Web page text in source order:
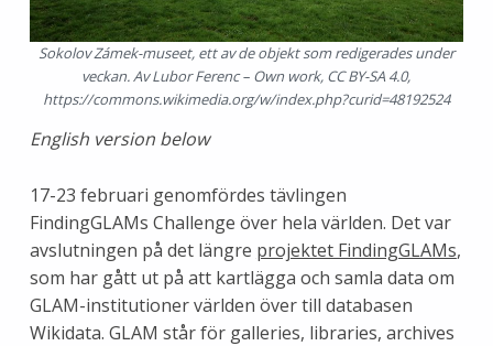
Sokolov Zámek-museet, ett av de objekt som redigerades under
veckan. Av Lubor Ferenc – Own work, CC BY-SA 4.0,
https://commons.wikimedia.org/w/index.php?curid=48192524
English version below
17-23 februari genomfördes tävlingen
FindingGLAMs Challenge över hela världen. Det var
avslutningen på det längre projektet FindingGLAMs,
som har gått ut på att kartlägga och samla data om
GLAM-institutioner världen över till databasen
Wikidata. GLAM står för galleries, libraries, archives